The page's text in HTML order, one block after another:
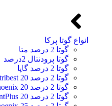
انواع گوتا پرکا
گوتا 2 درصد متا
گوتا پرودنتال 2درصد
گوتا 2 درصد گاپا
گوتا 2 درصد 20 tribest
گوتا 2 درصد 20 phoenix
گوتا 2 درصد 20 DentPlus